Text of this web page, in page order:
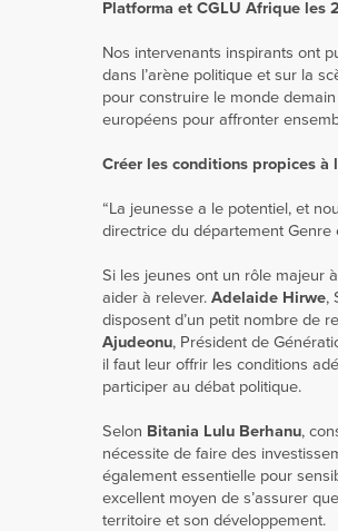
Platforma et CGLU Afrique les
Nos intervenants inspirants ont
dans l’arène politique et sur la
pour construire le monde
européens pour affronter
Créer les conditions propices à
“La jeunesse a le potentiel, et
directrice du département Genre
Si les jeunes ont un rôle majeur
aider à relever. Adelaide Hirwe,
disposent d’un petit nombre de
Ajudeonu, Président de
il faut leur offrir les conditions
participer au débat politique.
Selon Bitania Lulu Berhanu,
nécessite de faire des
également essentielle pour
excellent moyen de s’assurer
territoire et son développement.